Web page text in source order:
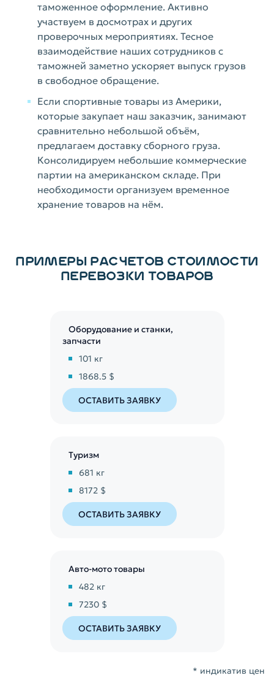
таможенное оформление. Активно
участвуем в досмотрах и других
проверочных мероприятиях. Тесное
взаимодействие наших сотрудников с
таможней заметно ускоряет выпуск грузов
в свободное обращение.
Если спортивные товары из Америки,
которые закупает наш заказчик, занимают
сравнительно небольшой объём,
предлагаем доставку сборного груза.
Консолидируем небольшие коммерческие
партии на американском складе. При
необходимости организуем временное
хранение товаров на нём.
ПРИМЕРЫ РАСЧЕТОВ СТОИМОСТИ
ПЕРЕВОЗКИ ТОВАРОВ
Оборудование и станки,
запчасти
101 кг
1868.5 $
ОСТАВИТЬ ЗАЯВКУ
Туризм
681 кг
8172 $
ОСТАВИТЬ ЗАЯВКУ
Авто-мото товары
482 кг
7230 $
ОСТАВИТЬ ЗАЯВКУ
* индикатив цен